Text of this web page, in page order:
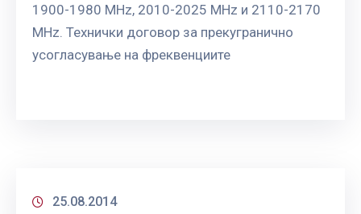
1900-1980 MHz, 2010-2025 MHz и 2110-2170
MHz. Технички договор за прекугранично
усогласување на фреквенциите
25.08.2014